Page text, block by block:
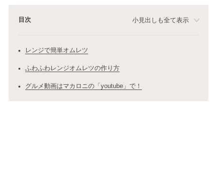
目次 小見出しも全て表示
レンジで簡単オムレツ
ふわふわレンジオムレツの作り方
グルメ動画はマカロニの「youtube」で！